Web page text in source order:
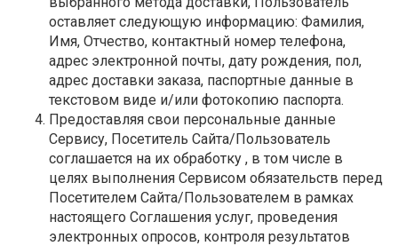
оставляет следующую информацию: Фамилия,
Имя, Отчество, контактный номер телефона,
адрес электронной почты, дату рождения, пол,
адрес доставки заказа, паспортные данные в
текстовом виде и/или фотокопию паспорта.
Предоставляя свои персональные данные
Сервису, Посетитель Сайта/Пользователь
соглашается на их обработку , в том числе в
целях выполнения Сервисом обязательств перед
Посетителем Сайта/Пользователем в рамках
настоящего Соглашения услуг, проведения
электронных опросов, контроля результатов